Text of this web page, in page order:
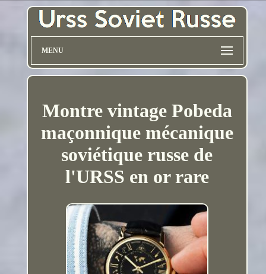
MENU
Montre vintage Pobeda
maçonnique mécanique
soviétique russe de
l'URSS en or rare